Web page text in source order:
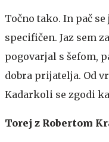
Točno tako. In pač
specifičen. Jaz sem
pogovarjal s šefom,
dobra prijatelja. Od
Kadarkoli se zgodi
Torej z Robertom